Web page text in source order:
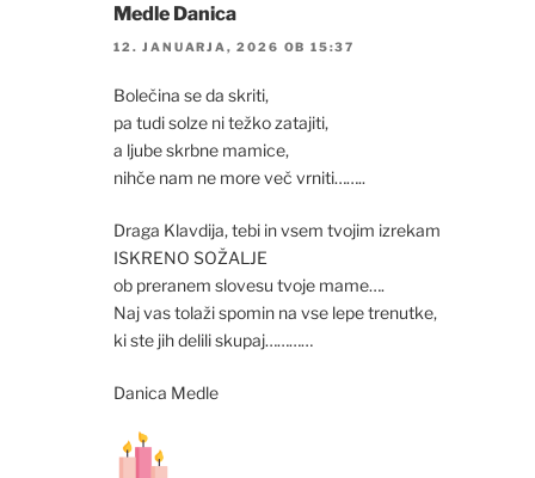
Medle Danica
12. JANUARJA, 2026 OB 15:37
Bolečina se da skriti,
pa tudi solze ni težko zatajiti,
a ljube skrbne mamice,
nihče nam ne more več vrniti……..
Draga Klavdija, tebi in vsem tvojim izrekam
ISKRENO SOŽALJE
ob preranem slovesu tvoje mame….
Naj vas tolaži spomin na vse lepe trenutke,
ki ste jih delili skupaj…………
Danica Medle